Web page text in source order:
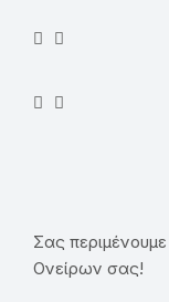
Σας
Ονείρων σας!